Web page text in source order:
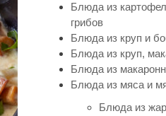
Блюда из
грибов
Блюда из круп и
Блюда из круп,
Блюда из
Блюда из мяса и
Блюда из